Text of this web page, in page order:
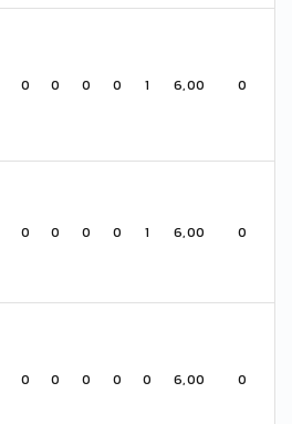
0 0 0 0 1 6,00 0
0 0 0 0 1 6,00 0
0 0 0 0 0 6,00 0